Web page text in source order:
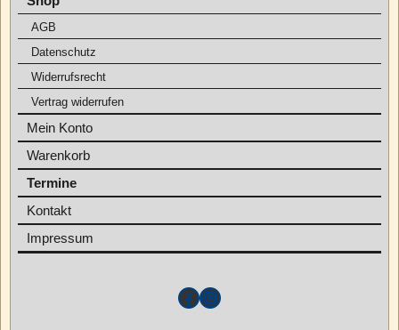
AGB
Datenschutz
Widerrufsrecht
Vertrag widerrufen
Mein Konto
Warenkorb
Termine
Kontakt
Impressum